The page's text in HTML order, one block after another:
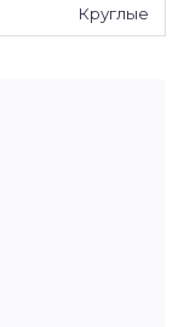
Круглые